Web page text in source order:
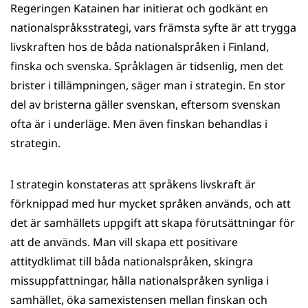
WhatsApp
Facebook
TwitterLinkedIn
Regeringen Katainen har initierat och godkänt en
nationalspråksstrategi, vars främsta syfte är att trygga
livskraften hos de båda nationalspråken i Finland,
finska och svenska. Språklagen är tidsenlig, men det
brister i tillämpningen, säger man i strategin. En stor
del av bristerna gäller svenskan, eftersom svenskan
ofta är i underläge. Men även finskan behandlas i
strategin.
I strategin konstateras att språkens livskraft är
förknippad med hur mycket språken används, och att
det är samhällets uppgift att skapa förutsättningar för
att de används. Man vill skapa ett positivare
attitydklimat till båda nationalspråken, skingra
missuppfattningar, hålla nationalspråken synliga i
samhället, öka samexistensen mellan finskan och